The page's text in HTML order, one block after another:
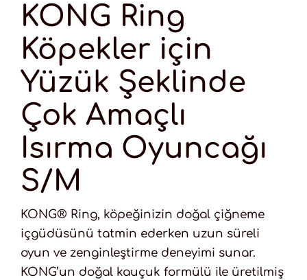
KONG Ring
Köpekler için
Yüzük Şeklinde
Çok Amaçlı
Isırma Oyuncağı
S/M
KONG® Ring, köpeğinizin doğal çiğneme
içgüdüsünü tatmin ederken uzun süreli
oyun ve zenginleştirme deneyimi sunar.
KONG’un doğal kauçuk formülü ile üretilmiş